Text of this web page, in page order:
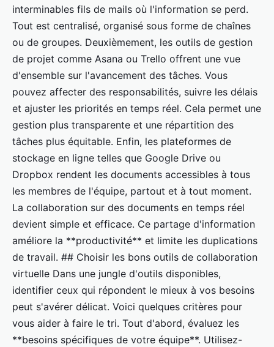
interminables fils de mails où l'information se perd.
Tout est centralisé, organisé sous forme de chaînes
ou de groupes. Deuxièmement, les outils de gestion
de projet comme Asana ou Trello offrent une vue
d'ensemble sur l'avancement des tâches. Vous
pouvez affecter des responsabilités, suivre les délais
et ajuster les priorités en temps réel. Cela permet une
gestion plus transparente et une répartition des
tâches plus équitable. Enfin, les plateformes de
stockage en ligne telles que Google Drive ou
Dropbox rendent les documents accessibles à tous
les membres de l'équipe, partout et à tout moment.
La collaboration sur des documents en temps réel
devient simple et efficace. Ce partage d'information
améliore la **productivité** et limite les duplications
de travail. ## Choisir les bons outils de collaboration
virtuelle Dans une jungle d'outils disponibles,
identifier ceux qui répondent le mieux à vos besoins
peut s'avérer délicat. Voici quelques critères pour
vous aider à faire le tri. Tout d'abord, évaluez les
**besoins spécifiques de votre équipe**. Utilisez-